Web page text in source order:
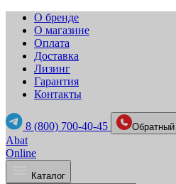
О бренде
О магазине
Оплата
Доставка
Лизинг
Гарантия
Контакты
8 (800) 700-40-45 Обратный
Abat
Online
Каталог